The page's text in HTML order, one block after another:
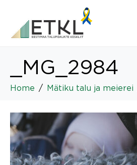
_MG_2984
Home Mätiku talu ja meierei